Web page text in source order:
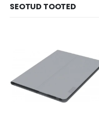
SEOTUD TOOTED